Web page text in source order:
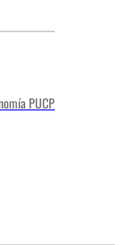
PUCP